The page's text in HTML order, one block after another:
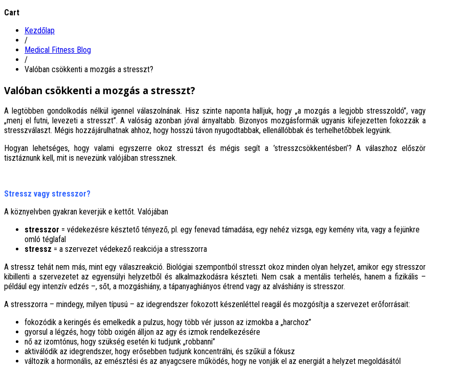
Cart
Kezdőlap
/
Medical Fitness Blog
/
Valóban csökkenti a mozgás a stresszt?
Valóban csökkenti a mozgás a stresszt?
A legtöbben gondolkodás nélkül igennel válaszolnának. Hisz szinte naponta halljuk, hogy „a mozgás a legjobb stresszoldó”, vagy
„menj el futni, levezeti a stresszt”. A valóság azonban jóval árnyaltabb. Bizonyos mozgásformák ugyanis kifejezetten fokozzák a
stresszválaszt. Mégis hozzájárulhatnak ahhoz, hogy hosszú távon nyugodtabbak, ellenállóbbak és terhelhetőbbek legyünk.
Hogyan lehetséges, hogy valami egyszerre okoz stresszt és mégis segít a ’stresszcsökkentésben’? A válaszhoz először
tisztáznunk kell, mit is nevezünk valójában stressznek.
Stressz vagy stresszor?
A köznyelvben gyakran keverjük e kettőt. Valójában
stresszor = védekezésre késztető tényező, pl. egy fenevad támadása, egy nehéz vizsga, egy kemény vita, vagy a fejünkre
omló téglafal
stressz = a szervezet védekező reakciója a stresszorra
A stressz tehát nem más, mint egy válaszreakció. Biológiai szempontból stresszt okoz minden olyan helyzet, amikor egy stresszor
kibillenti a szervezetet az egyensúlyi helyzetből és alkalmazkodásra készteti. Nem csak a mentális terhelés, hanem a fizikális –
például egy intenzív edzés –, sőt, a mozgáshiány, a tápanyaghiányos étrend vagy az alváshiány is stresszor.
A stresszorra – mindegy, milyen típusú – az idegrendszer fokozott készenléttel reagál és mozgósítja a szervezet erőforrásait:
fokozódik a keringés és emelkedik a pulzus, hogy több vér jusson az izmokba a „harchoz”
gyorsul a légzés, hogy több oxigén álljon az agy és izmok rendelkezésére
nő az izomtónus, hogy szükség esetén ki tudjunk „robbanni”
aktiválódik az idegrendszer, hogy erősebben tudjunk koncentrálni, és szűkül a fókusz
változik a hormonális, az emésztési és az anyagcsere működés, hogy ne vonják el az energiát a helyzet megoldásától